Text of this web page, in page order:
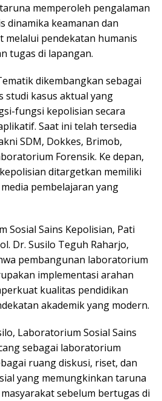
memperoleh pengalaman
dinamika keamanan dan
melalui pendekatan humanis
tugas di lapangan.
dikembangkan sebagai
studi kasus aktual yang
fungsi kepolisian secara
Saat ini telah tersedia
SDM, Dokkes, Brimob,
Forensik. Ke depan,
ditargetkan memiliki
pembelajaran yang
Sosial Sains Kepolisian, Pati
Dr. Susilo Teguh Raharjo,
pembangunan laboratorium
implementasi arahan
kualitas pendidikan
akademik yang modern.
Laboratorium Sosial Sains
sebagai laboratorium
ruang diskusi, riset, dan
yang memungkinkan taruna
sebelum bertugas di